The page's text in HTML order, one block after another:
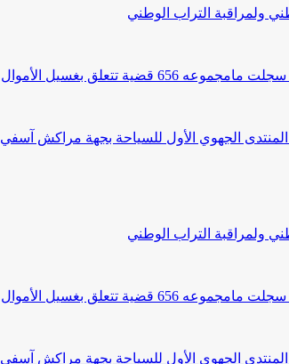
ولمراقبة التراب الوطني
الجهوي الأول للسياحة بجهة مراكش آسفي
ولمراقبة التراب الوطني
الجهوي الأول للسياحة بجهة مراكش آسفي